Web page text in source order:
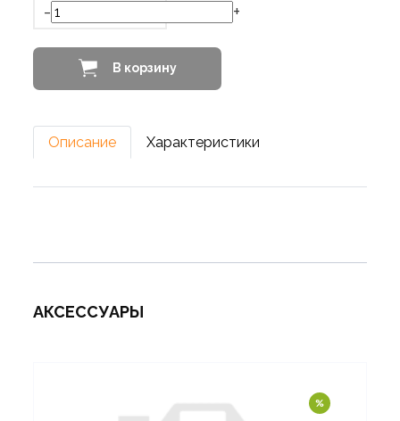
- +
В корзину
Описание Характеристики
АКСЕССУАРЫ